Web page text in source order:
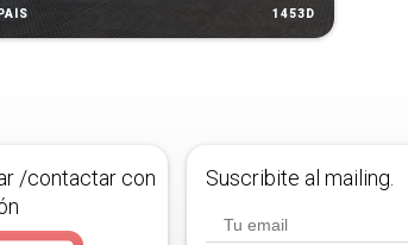
PAÍS 1453D
/contactar con
Suscribite al mailing.